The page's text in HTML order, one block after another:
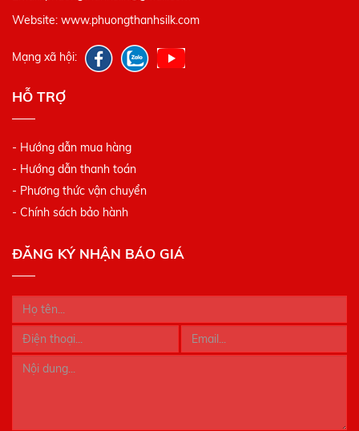
Website: www.phuongthanhsilk.com
Mạng xã hội:
HỖ TRỢ
- Hướng dẫn mua hàng
- Hướng dẫn thanh toán
- Phương thức vận chuyển
- Chính sách bảo hành
ĐĂNG KÝ NHẬN BÁO GIÁ